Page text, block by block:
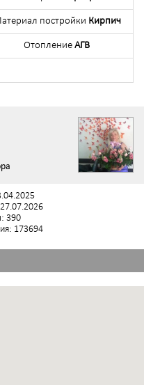
постройки Кирпич
Отопление АГВ
390
173694